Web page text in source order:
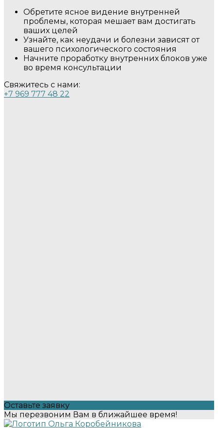
Обретите ясное видение внутренней
проблемы, которая мешает вам достигать
ваших целей
Узнайте, как неудачи и болезни зависят от
вашего психологического состояния
Начните проработку внутренних блоков уже
во время консультации
Свяжитесь с нами:
+7 969 777 48 22
Оставьте заявку
Мы перезвоним Вам в ближайшее время!